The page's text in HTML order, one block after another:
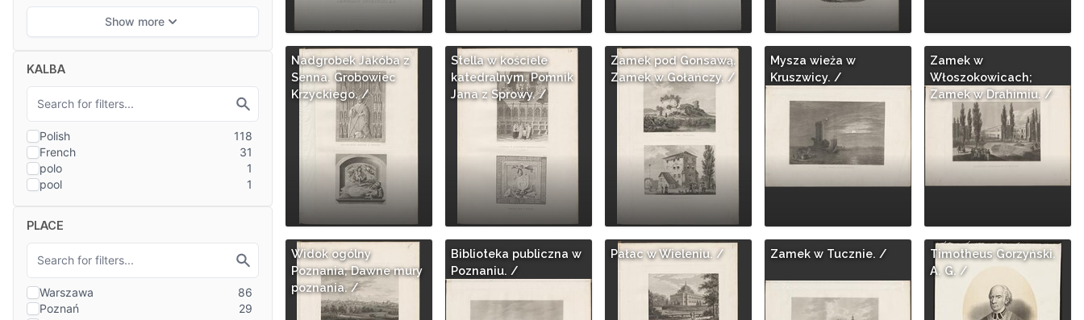
KALBA
PLACE
Nadgrobek Jakóba z
Senna. Grobowiec
Krzyckiego. /
Stella w kościele
katedralnym. Pomnik
Jana z Sprowy. /
Zamek pod Gonsawą.
Zamek w Gołańczy. /
Mysza wieża w
Kruszwicy. /
Zamek w
Włoszokowicach;
Zamek w Drahimiu. /
Widok ogólny
Poznania; Dawne mury
poznania. /
Biblioteka publiczna w
Poznaniu. /
Pałac w Wieleniu. / Zamek w Tucznie. /
Timotheus Gorzyński.
A. G. /